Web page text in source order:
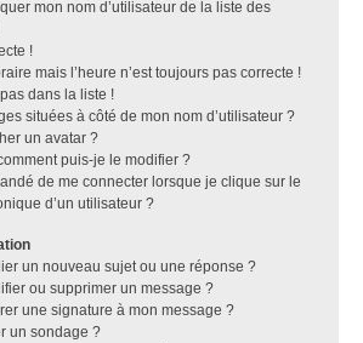
mon nom d’utilisateur de la liste des
!
mais l’heure n’est toujours pas correcte !
dans la liste !
situées à côté de mon nom d’utilisateur ?
un avatar ?
puis-je le modifier ?
de me connecter lorsque je clique sur le
d’un utilisateur ?
un nouveau sujet ou une réponse ?
ou supprimer un message ?
une signature à mon message ?
un sondage ?